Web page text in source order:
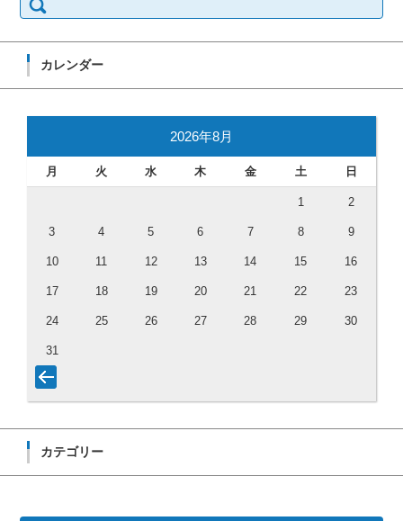
カレンダー
2026年8月
月 火 水 木 金 土 日
1 2
3 4 5 6 7 8 9
10 11 12 13 14 15 16
17 18 19 20 21 22 23
24 25 26 27 28 29 30
31
カテゴリー